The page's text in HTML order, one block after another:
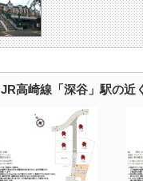
JR高崎線「深谷」駅の近